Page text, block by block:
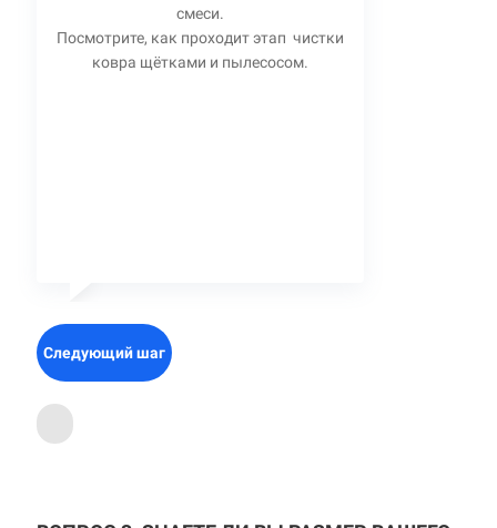
смеси.
Посмотрите, как проходит этап чистки
ковра щётками и пылесосом.
Следующий шаг